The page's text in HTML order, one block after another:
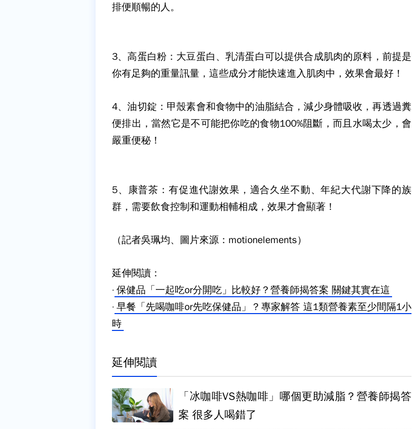
排便順暢的人。
3、高蛋白粉： 大豆蛋白、乳清蛋白可以提供合成肌肉的原料，前提是
你有足夠的重量訊量，這些成分才能快速進入肌肉中，效果會最好！
4、油切錠： 甲殼素會和食物中的油脂結合，減少身體吸收，再透過糞
便排出，當然它是不可能把你吃的食物100%阻斷，而且水喝太少，會
嚴重便秘！
5、康普茶： 有促進代謝效果，適合久坐不動、年紀大代謝下降的族
群，需要飲食控制和運動相輔相成，效果才會顯著！
（記者吳珮均、圖片來源：motionelements）
延伸閱讀：
· 保健品「一起吃or分開吃」比較好？營養師揭答案 關鍵其實在這
· 早餐「先喝咖啡or先吃保健品」？專家解答 這1類營養素至少間隔1小
時
延伸閱讀
「冰咖啡VS熱咖啡」哪個更助減脂？營養師揭答
案 很多人喝錯了